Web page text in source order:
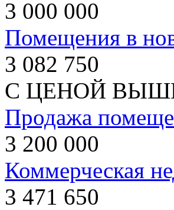
3 000 000
Помещения в
3 082 750
С ЦЕНОЙ
Продажа
3 200 000
Коммерческая
3 471 650